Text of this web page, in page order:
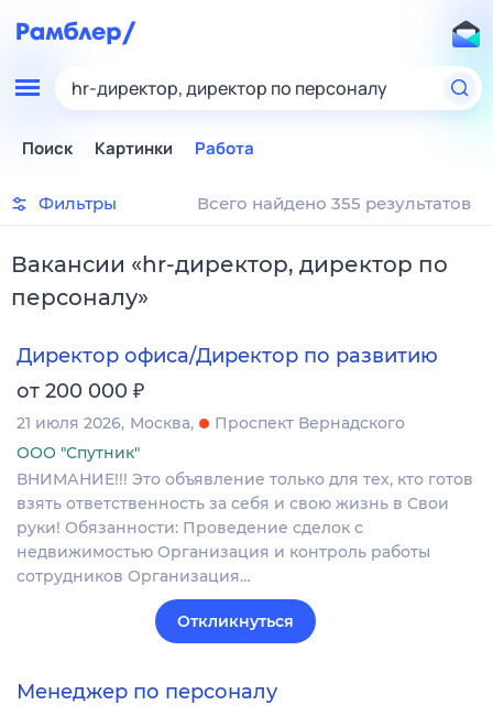
hr-директор, директор по персоналу
Поиск Картинки Работа
Фильтры Всего найдено 355 результатов
Вакансии «hr-директор, директор по
персоналу»
Директор офиса/Директор по развитию
от 200 000 ₽
21 июля 2026 Москва
Проспект Вернадского
ООО "Спутник"
ВНИМАНИЕ!!! Это объявление только для тех, кто готов
взять ответственность за себя и свою жизнь в Свои
руки! Обязанности: Проведение сделок с
недвижимостью Организация и контроль работы
сотрудников Организация…
Откликнуться
Менеджер по персоналу